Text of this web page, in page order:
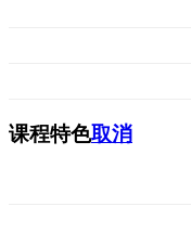
课程特色取消